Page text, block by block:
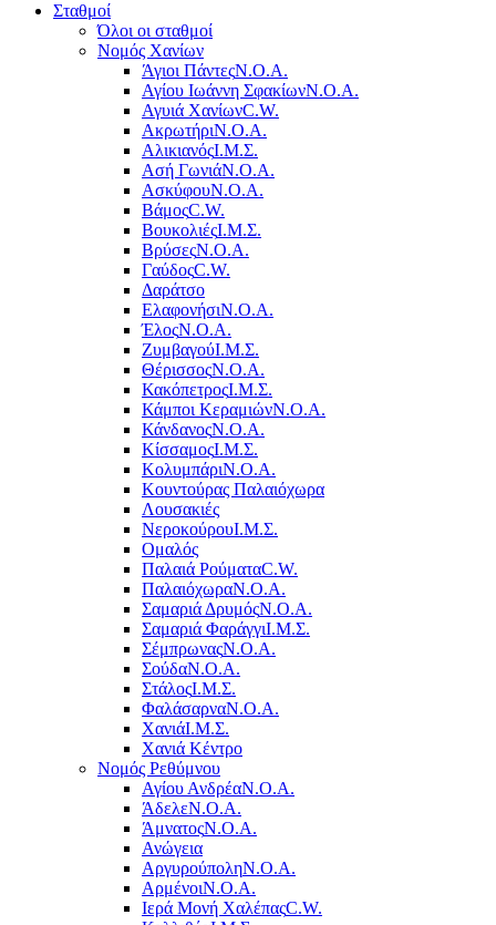
Σταθμοί
Όλοι οι σταθμοί
Νομός Χανίων
Άγιοι ΠάντεςΝ.Ο.Α.
Αγίου Ιωάννη ΣφακίωνΝ.Ο.Α.
Αγυιά ΧανίωνC.W.
ΑκρωτήριΝ.Ο.Α.
ΑλικιανόςΙ.Μ.Σ.
Ασή ΓωνιάΝ.Ο.Α.
ΑσκύφουΝ.Ο.Α.
ΒάμοςC.W.
ΒουκολιέςΙ.Μ.Σ.
ΒρύσεςΝ.Ο.Α.
ΓαύδοςC.W.
Δαράτσο
ΕλαφονήσιΝ.Ο.Α.
ΈλοςΝ.Ο.Α.
ΖυμβαγούΙ.Μ.Σ.
ΘέρισσοςΝ.Ο.Α.
ΚακόπετροςΙ.Μ.Σ.
Κάμποι ΚεραμιώνΝ.Ο.Α.
ΚάνδανοςΝ.Ο.Α.
ΚίσσαμοςΙ.Μ.Σ.
ΚολυμπάριΝ.Ο.Α.
Κουντούρας Παλαιόχωρα
Λουσακιές
ΝεροκούρουΙ.Μ.Σ.
Ομαλός
Παλαιά ΡούματαC.W.
ΠαλαιόχωραΝ.Ο.Α.
Σαμαριά ΔρυμόςΝ.Ο.Α.
Σαμαριά ΦαράγγιΙ.Μ.Σ.
ΣέμπρωναςΝ.Ο.Α.
ΣούδαΝ.Ο.Α.
ΣτάλοςΙ.Μ.Σ.
ΦαλάσαρναΝ.Ο.Α.
ΧανιάΙ.Μ.Σ.
Χανιά Κέντρο
Νομός Ρεθύμνου
Αγίου ΑνδρέαΝ.Ο.Α.
ΆδελεΝ.Ο.Α.
ΆμνατοςΝ.Ο.Α.
Ανώγεια
ΑργυρούποληΝ.Ο.Α.
ΑρμένοιΝ.Ο.Α.
Ιερά Μονή ΧαλέπαςC.W.